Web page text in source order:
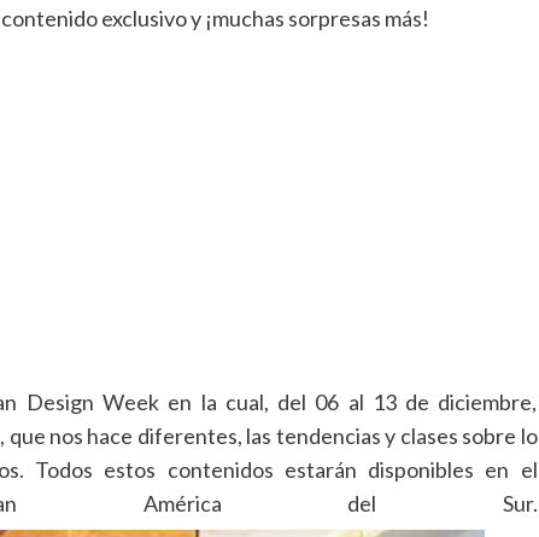
exclusivo y ¡muchas sorpresas más!
Design Week en la cual, del 06 al 13 de diciembre,
nos hace diferentes, las tendencias y clases sobre lo
Todos estos contenidos estarán disponibles en el
América del Sur.